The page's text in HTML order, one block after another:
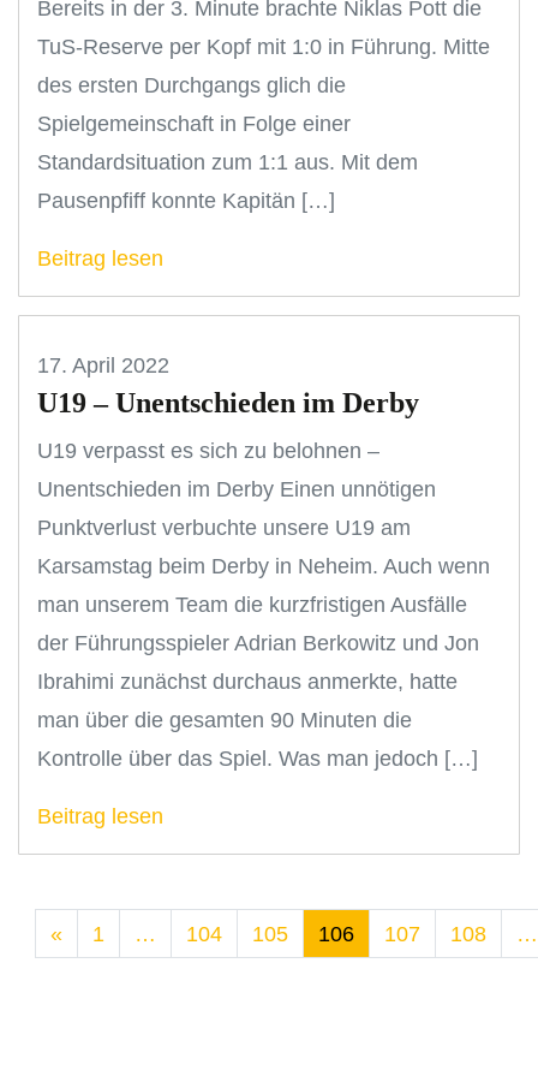
Bereits in der 3. Minute brachte Niklas Pott die
TuS-Reserve per Kopf mit 1:0 in Führung. Mitte
des ersten Durchgangs glich die
Spielgemeinschaft in Folge einer
Standardsituation zum 1:1 aus. Mit dem
Pausenpfiff konnte Kapitän […]
Beitrag lesen
17. April 2022
U19 – Unentschieden im Derby
U19 verpasst es sich zu belohnen –
Unentschieden im Derby Einen unnötigen
Punktverlust verbuchte unsere U19 am
Karsamstag beim Derby in Neheim. Auch wenn
man unserem Team die kurzfristigen Ausfälle
der Führungsspieler Adrian Berkowitz und Jon
Ibrahimi zunächst durchaus anmerkte, hatte
man über die gesamten 90 Minuten die
Kontrolle über das Spiel. Was man jedoch […]
Beitrag lesen
« 1 … 104 105 106 107 108 …